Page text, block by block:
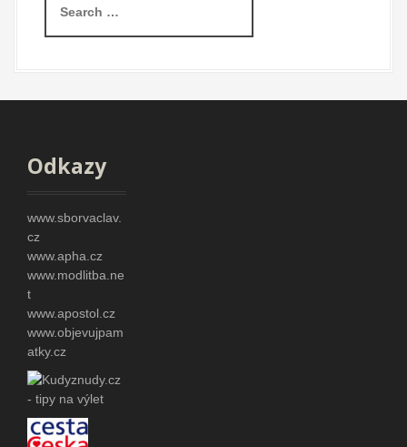
a
:
Odkazy
www.sborvaclav.
cz
www.apha.cz
www.modlitba.ne
t
www.apostol.cz
www.objevujpam
atky.cz